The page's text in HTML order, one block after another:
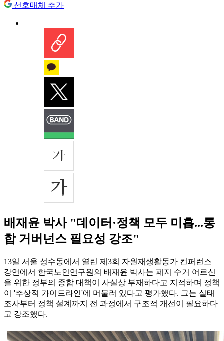
선호매체 추가
배재윤 박사 "데이터·정책 모두 미흡...통
합 거버넌스 필요성 강조"
13일 서울 성수동에서 열린 제3회 자원재생활동가 컨퍼런스
강연에서 한국노인연구원의 배재윤 박사는 폐지 수거 어르신
을 위한 정부의 종합 대책이 사실상 부재하다고 지적하며 정책
이 '추상적 가이드라인'에 머물러 있다고 평가했다. 그는 실태
조사부터 정책 설계까지 전 과정에서 구조적 개선이 필요하다
고 강조했다.